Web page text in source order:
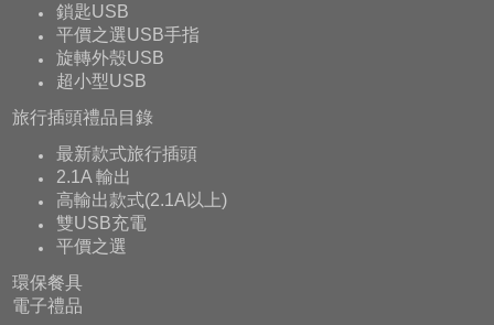
鎖匙USB
平價之選USB手指
旋轉外殼USB
超小型USB
旅行插頭禮品目錄
最新款式旅行插頭
2.1A 輸出
高輸出款式(2.1A以上)
雙USB充電
平價之選
環保餐具
電子禮品